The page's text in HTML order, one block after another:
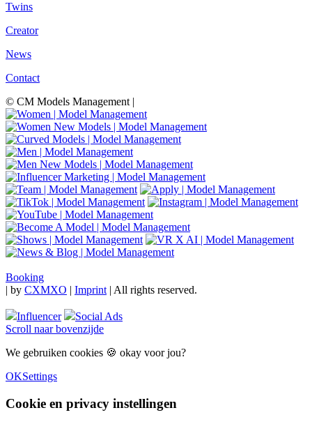
Twins
Creator
News
Contact
© CM Models Management |
Booking
| by CXMXO | Imprint | All rights reserved.
Influencer
Social Ads
Scroll naar bovenzijde
We gebruiken cookies 🍪 okay voor jou?
OKSettings
Cookie en privacy instellingen